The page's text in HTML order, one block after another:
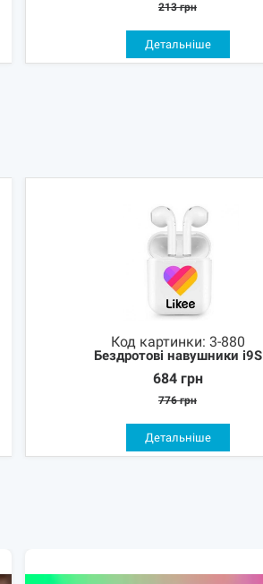
213 грн
Детальніше
Код картинки: 3-880
Бездротові навушники i9S
684 грн
776 грн
Детальніше